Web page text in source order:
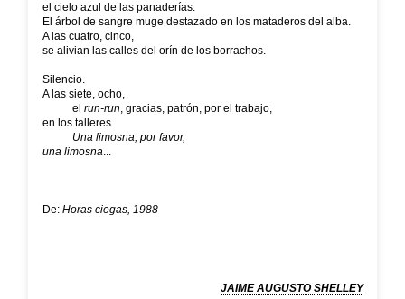
el cielo azul de las panaderías.
El árbol de sangre muge destazado en los mataderos del alba.
A las cuatro, cinco,
se alivian las calles del orín de los borrachos.
Silencio.
A las siete, ocho,
el run-run, gracias, patrón, por el trabajo,
en los talleres.
Una limosna, por favor,
una limosna...
De: Horas ciegas, 1988
JAIME AUGUSTO SHELLEY